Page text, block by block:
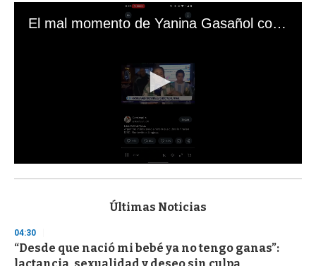
El mal momento de Yanina Gasañol con un hincha argentino en "Subrayado"
s
d
s
o
Últimas Noticias
04:30
“Desde que nació mi bebé ya no tengo ganas”: